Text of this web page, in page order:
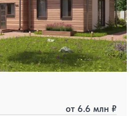
от 6.6 млн ₽